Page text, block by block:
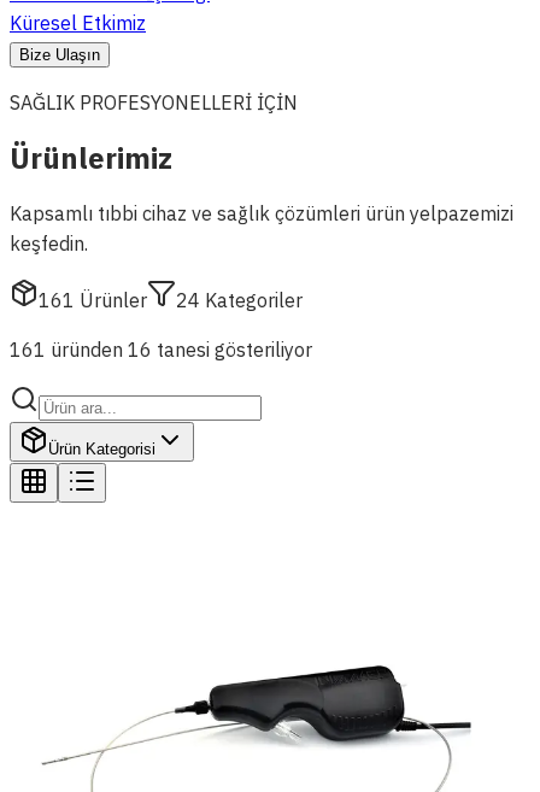
Küresel Etkimiz
Bize Ulaşın
SAĞLIK PROFESYONELLERİ İÇİN
Ürünlerimiz
Kapsamlı tıbbi cihaz ve sağlık çözümleri ürün yelpazemizi
keşfedin.
161 Ürünler 24 Kategoriler
161 üründen 16 tanesi gösteriliyor
Ürün Kategorisi